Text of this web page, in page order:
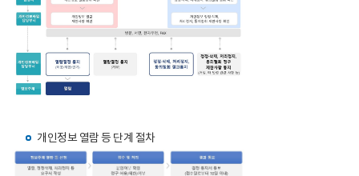
개인정보 열람 등 단계 절차